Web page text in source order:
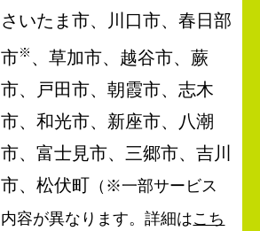
さいたま市、川口市、春日部
市※ 、草加市、越谷市、蕨
市、戸田市、朝霞市、志木
市、和光市、新座市、八潮
市、富士見市、三郷市、吉川
市、松伏町 （※一部サービス
内容が異なります。詳細はこち